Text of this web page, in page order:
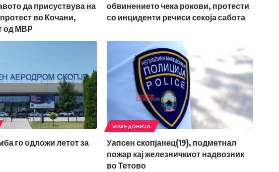
да присуствува на
во Кочани,
од МВР
обвинението чека рокови, протести
со инциденти речиси секоја сабота
го одложи летот за
МАКЕДОНИЈА
Уапсен скопјанец(19), подметнал
пожар кај железничкиот надвозник
во Тетово